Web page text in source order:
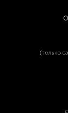
(только